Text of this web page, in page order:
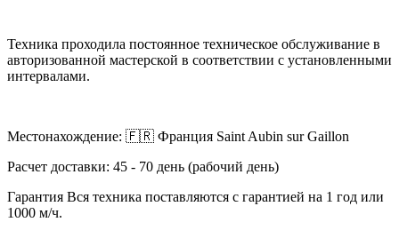
Техника проходила постоянное техническое обслуживание в
авторизованной мастерской в ​​соответствии с установленными
интервалами.
Местонахождение: 🇫🇷 Франция Saint Aubin sur Gaillon
Расчет доставки: 45 - 70 день (рабочий день)
Гарантия Вся техника поставляются с гарантией на 1 год или
1000 м/ч.